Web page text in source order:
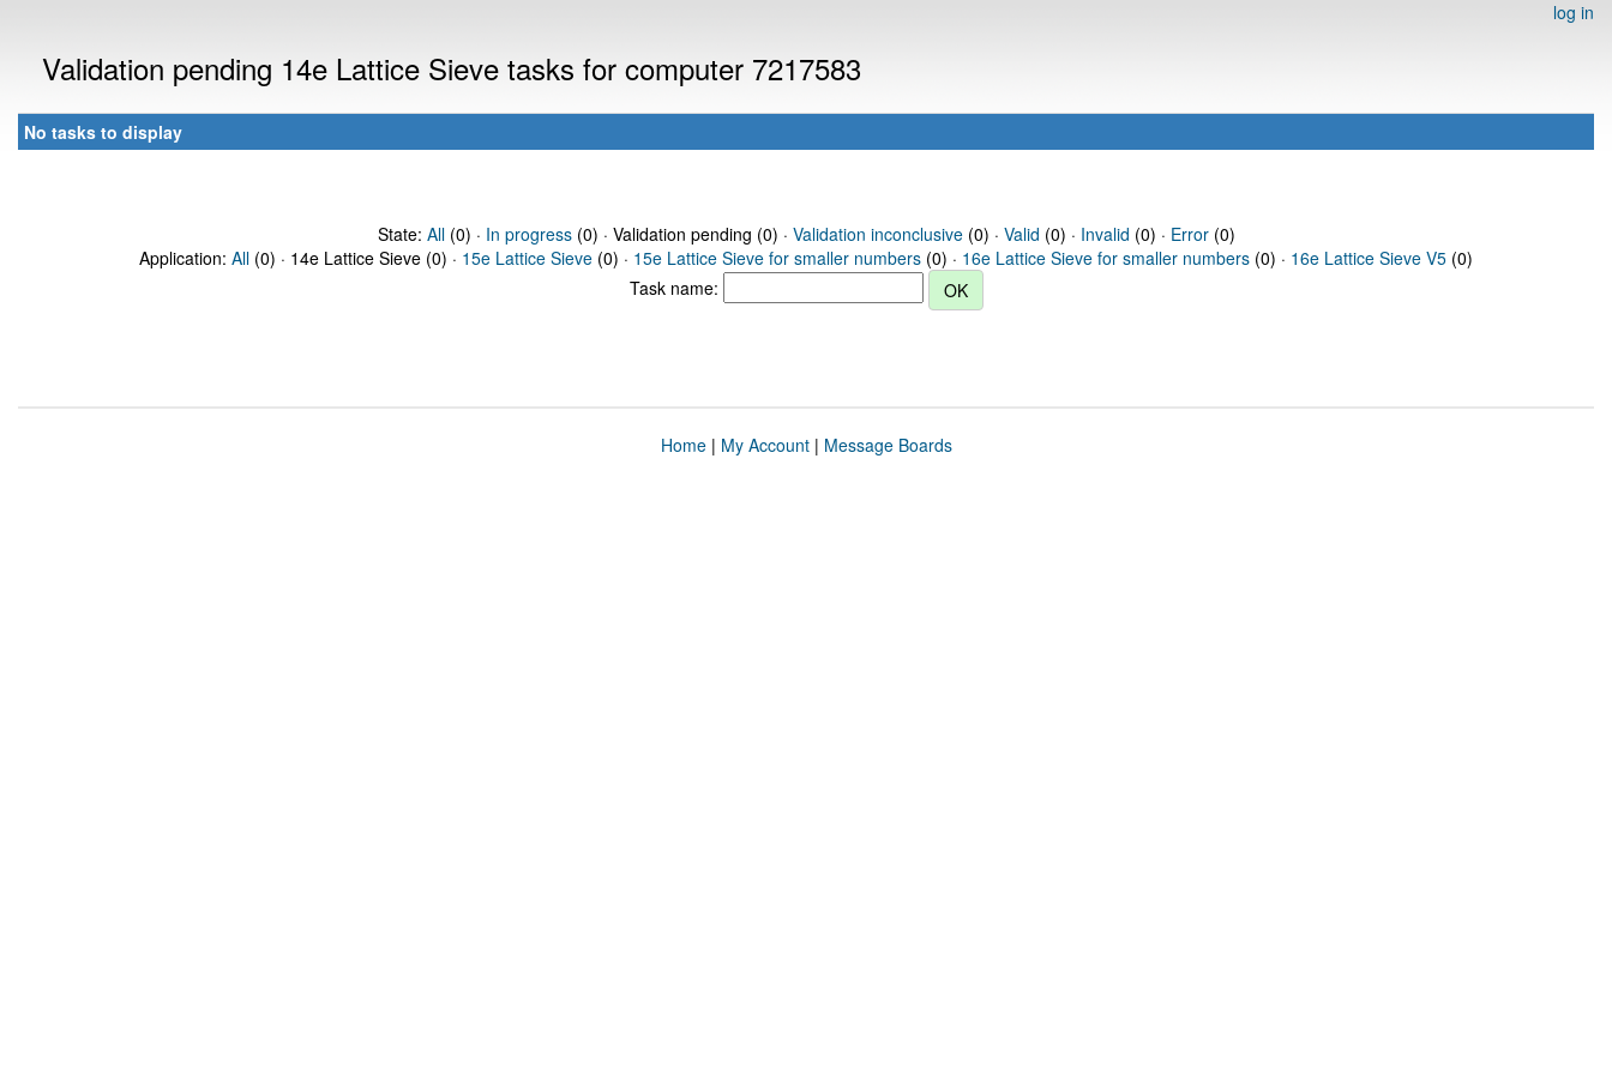
log in
Validation pending 14e Lattice Sieve tasks for computer 7217583
No tasks to display
State: All(0) · In progress(0) · Validation pending (0) · Validation inconclusive(0) · Valid (0) · Invalid (0) · Error(0)
Application: All (0) · 14e Lattice Sieve (0) · 15e Lattice Sieve (0) · 15e Lattice Sieve for smaller numbers (0) · 16e Lattice Sieve for smaller numbers (0) · 16e Lattice Sieve V5 (0)
Task name:
Home| My Account| Message Boards